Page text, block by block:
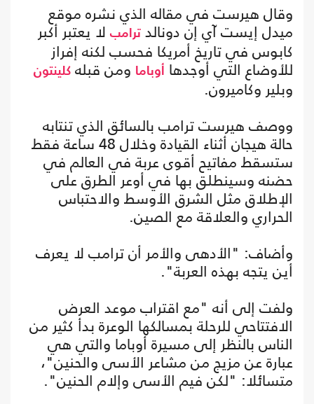
وقال هيرست في مقاله الذي نشره موقع
ميدل إيست آي إن دونالد ترامب لا يعتبر أكبر
كابوس في تاريخ أمريكا فحسب لكنه إفراز
للأوضاع التي أوجدها أوباما ومن قبله كلينتون
وبلير وكاميرون.
ووصف هيرست ترامب بالسائق الذي تنتابه
حالة هيجان أثناء القيادة وخلال 48 ساعة فقط
ستسقط مفاتيح أقوى عربة في العالم في
حضنه وسينطلق بها في أوعر الطرق على
الإطلاق مثل الشرق الأوسط والاحتباس
الحراري والعلاقة مع الصين.
وأضاف: "الأدهى والأمر أن ترامب لا يعرف
أين يتجه بهذه العربة".
ولفت إلى أنه "مع اقتراب موعد العرض
الافتتاحي للرحلة بمسالكها الوعرة بدأ كثير من
الناس بالنظر إلى مسيرة أوباما والتي هي
عبارة عن مزيج من مشاعر الأسى والحنين"،
متسائلا: "لكن فيم الأسى وإلام الحنين".